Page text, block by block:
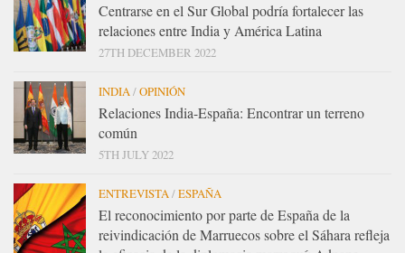
Centrarse en el Sur Global podría fortalecer las
relaciones entre India y América Latina
27TH DECEMBER 2022
INDIA/OPINIÓN
Relaciones India-España: Encontrar un terreno
común
5TH JULY 2022
ENTREVISTA/ESPAÑA
El reconocimiento por parte de España de la
reivindicación de Marruecos sobre el Sáhara refleja